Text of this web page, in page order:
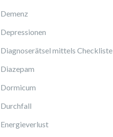
Demenz
Depressionen
Diagnoserätsel mittels Checkliste
Diazepam
Dormicum
Durchfall
Energieverlust